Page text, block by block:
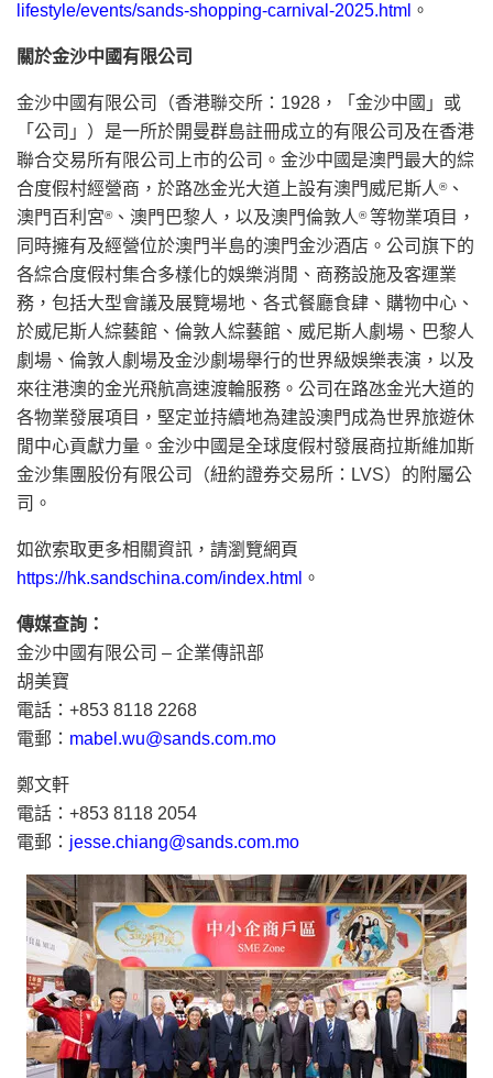
lifestyle/events/sands-shopping-carnival-2025.html 。
關於金沙中國有限公司
金沙中國有限公司（香港聯交所：1928，「金沙中國」或
「公司」）是一所於開曼群島註冊成立的有限公司及在香港
聯合交易所有限公司上市的公司。金沙中國是澳門最大的綜
合度假村經營商，於路氹金光大道上設有澳門威尼斯人®、
澳門百利宮®、澳門巴黎人，以及澳門倫敦人®等物業項目，
同時擁有及經營位於澳門半島的澳門金沙酒店。公司旗下的
各綜合度假村集合多樣化的娛樂消閒、商務設施及客運業
務，包括大型會議及展覽場地、各式餐廳食肆、購物中心、
於威尼斯人綜藝館、倫敦人綜藝館、威尼斯人劇場、巴黎人
劇場、倫敦人劇場及金沙劇場舉行的世界級娛樂表演，以及
來往港澳的金光飛航高速渡輪服務。公司在路氹金光大道的
各物業發展項目，堅定並持續地為建設澳門成為世界旅遊休
閒中心貢獻力量。金沙中國是全球度假村發展商拉斯維加斯
金沙集團股份有限公司（紐約證券交易所：LVS）的附屬公
司。
如欲索取更多相關資訊，請瀏覽網頁
https://hk.sandschina.com/index.html 。
傳媒查詢：
金沙中國有限公司 – 企業傳訊部
胡美寶
電話：+853 8118 2268
電郵： mabel.wu@sands.com.mo
鄭文軒
電話：+853 8118 2054
電郵： jesse.chiang@sands.com.mo